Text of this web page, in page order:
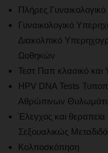
Πλήρες
Γυναικολογικό
Διακολπικό
Ωοθηκών
Τεστ Παπ κλασικό
HPV DNA Tests
Αθρώπινων
Έλεγχος και
Σεξουαλικώς
Κολποσκόπηση